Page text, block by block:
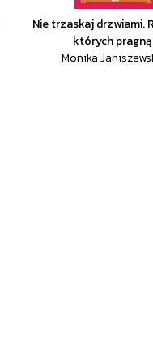
Nie trzaskaj drzwiami.
których
Monika